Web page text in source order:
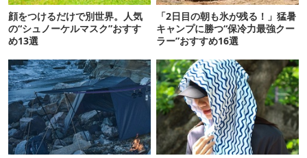
顔をつけるだけで別世界。人気
の“シュノーケルマスク”おすす
め13選
「2日目の朝も氷が残る！」猛暑
キャンプに勝つ“保冷力最強クー
ラー”おすすめ16選